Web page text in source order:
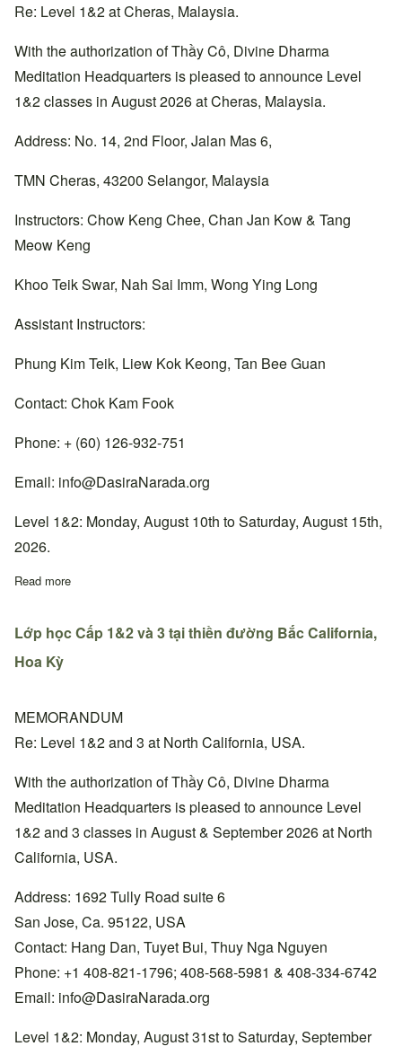
Re: Level 1&2 at Cheras, Malaysia.
With the authorization of Thầy Cô, Divine Dharma
Meditation Headquarters is pleased to announce Level
1&2 classes in August 2026 at Cheras, Malaysia.
Address: No. 14, 2nd Floor, Jalan Mas 6,
TMN Cheras, 43200 Selangor, Malaysia
Instructors: Chow Keng Chee, Chan Jan Kow & Tang
Meow Keng
Khoo Teik Swar, Nah Sai Imm, Wong Ying Long
Assistant Instructors:
Phung Kim Teik, Liew Kok Keong, Tan Bee Guan
Contact: Chok Kam Fook
Phone: + (60) 126-932-751
Email: info@DasiraNarada.org
Level 1&2: Monday, August 10th to Saturday, August 15th,
2026.
Read more
Lớp học Cấp 1&2 và 3 tại thiền đường Bắc California,
Hoa Kỳ
MEMORANDUM
Re: Level 1&2 and 3 at North California, USA.
With the authorization of Thầy Cô, Divine Dharma
Meditation Headquarters is pleased to announce Level
1&2 and 3 classes in August & September 2026 at North
California, USA.
Address: 1692 Tully Road suite 6
San Jose, Ca. 95122, USA
Contact: Hang Dan, Tuyet Bui, Thuy Nga Nguyen
Phone: +1 408-821-1796; 408-568-5981 & 408-334-6742
Email: info@DasiraNarada.org
Level 1&2: Monday, August 31st to Saturday, September